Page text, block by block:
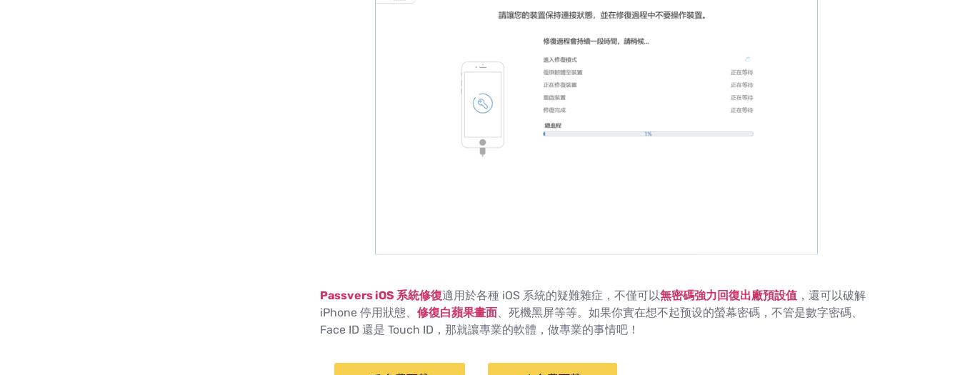
Passvers iOS 系統修復適用於各種 iOS 系統的疑難雜症，不僅可以無密碼強力回復出廠預設值，還可以破解
iPhone 停用狀態、 修復白蘋果畫面、死機黑屏等等。如果你實在想不起预设的螢幕密碼，不管是數字密碼、
Face ID 還是 Touch ID，那就讓專業的軟體，做專業的事情吧！